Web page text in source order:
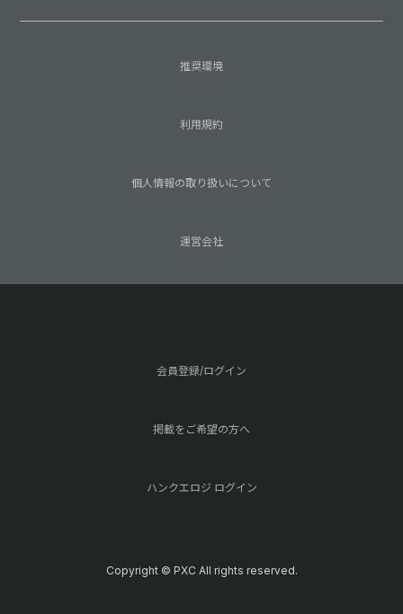
推奨環境
利用規約
個人情報の取り扱いについて
運営会社
会員登録/ログイン
掲載をご希望の方へ
ハンクエロジ ログイン
Copyright © PXC All rights reserved.